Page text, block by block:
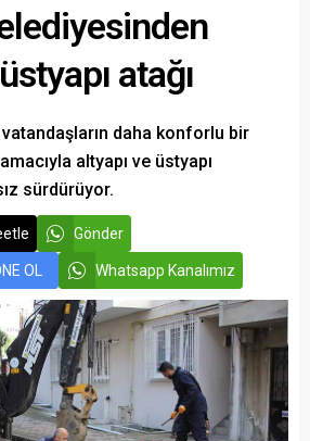
atağı
daha konforlu bir
altyapı ve üstyapı
sürdürüyor.
Gönder
OL Whatsapp Kanalımız